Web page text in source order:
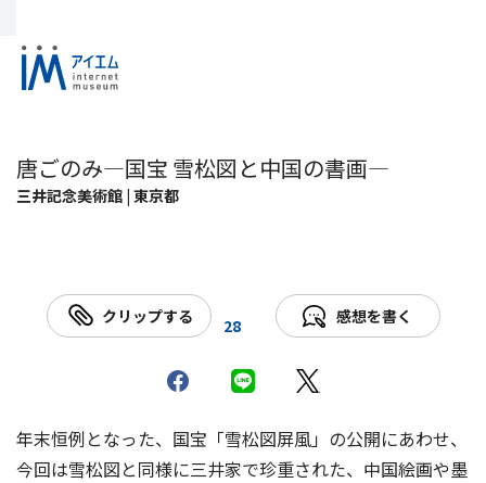
唐ごのみ―国宝 雪松図と中国の書画―
三井記念美術館 | 東京都
クリップする 28 感想を書く
年末恒例となった、国宝「雪松図屏風」の公開にあわせ、
今回は雪松図と同様に三井家で珍重された、中国絵画や墨